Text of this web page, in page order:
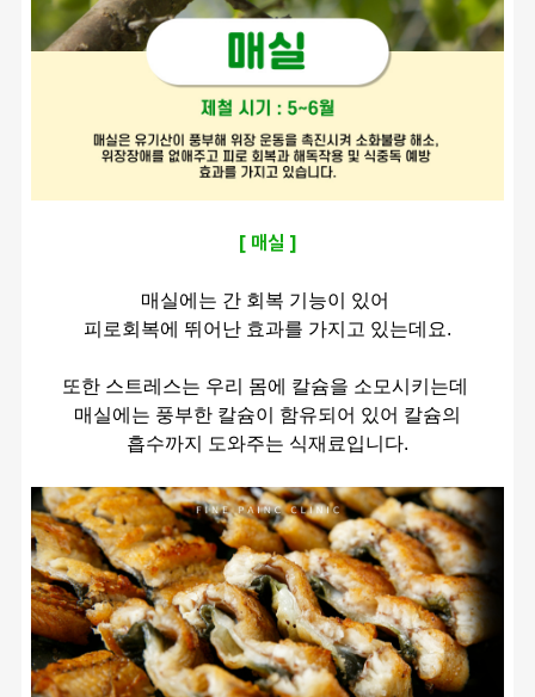
[ 매실 ]
매실에는 간 회복 기능이 있어
피로회복에 뛰어난 효과를 가지고 있는데요.
또한 스트레스는 우리 몸에 칼슘을 소모시키는데
매실에는 풍부한 칼슘이 함유되어 있어 칼슘의
흡수까지 도와주는 식재료입니다.